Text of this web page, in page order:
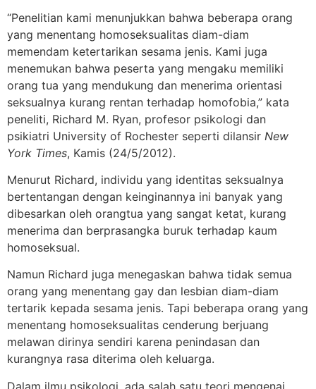
“Penelitian kami menunjukkan bahwa beberapa orang
yang menentang homoseksualitas diam-diam
memendam ketertarikan sesama jenis. Kami juga
menemukan bahwa peserta yang mengaku memiliki
orang tua yang mendukung dan menerima orientasi
seksualnya kurang rentan terhadap homofobia,” kata
peneliti, Richard M. Ryan, profesor psikologi dan
psikiatri University of Rochester seperti dilansir New
York Times, Kamis (24/5/2012).
Menurut Richard, individu yang identitas seksualnya
bertentangan dengan keinginannya ini banyak yang
dibesarkan oleh orangtua yang sangat ketat, kurang
menerima dan berprasangka buruk terhadap kaum
homoseksual.
Namun Richard juga menegaskan bahwa tidak semua
orang yang menentang gay dan lesbian diam-diam
tertarik kepada sesama jenis. Tapi beberapa orang yang
menentang homoseksualitas cenderung berjuang
melawan dirinya sendiri karena penindasan dan
kurangnya rasa diterima oleh keluarga.
Dalam ilmu psikologi, ada salah satu teori mengenai